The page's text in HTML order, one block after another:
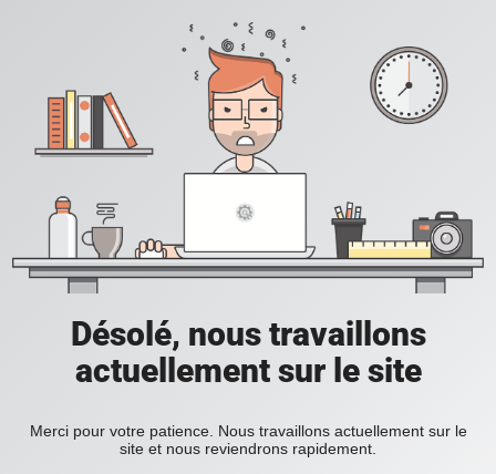
Désolé, nous travaillons
actuellement sur le site
Merci pour votre patience. Nous travaillons actuellement sur le
site et nous reviendrons rapidement.